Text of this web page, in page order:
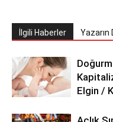
İlgili Haberler Yazarın
Elgin /